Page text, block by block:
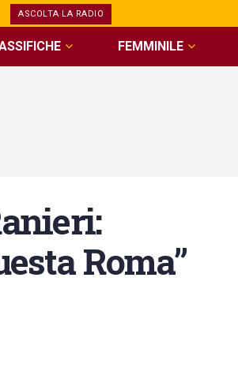
ASCOLTA LA RADIO
FEMMINILE
Roma”